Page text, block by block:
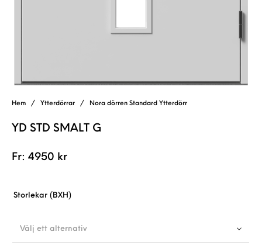
Hem / Ytterdörrar / Nora dörren Standard Ytterdörr
YD STD SMALT G
Fr:4950 kr
Storlekar (BXH)
Välj ett alternativ